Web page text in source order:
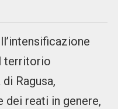
territorio
Ragusa,
dei reati in genere,